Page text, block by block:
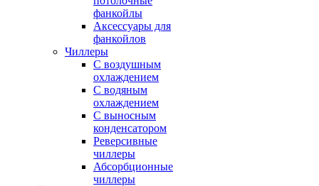
фанкойлы
Аксессуары для
фанкойлов
Чиллеры
С воздушным
охлаждением
С водяным
охлаждением
С выносным
конденсатором
Реверсивные
чиллеры
Абсорбционные
чиллеры